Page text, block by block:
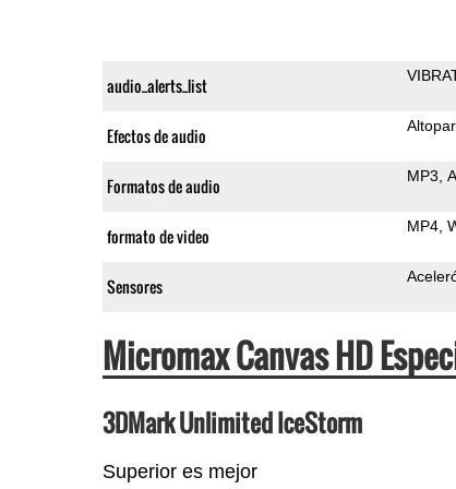
audio_alerts_list
Efectos de audio
Formatos de audio MP3
formato de video MP4
Sensores
Micromax Canvas HD
3DMark Unlimited IceStorm
Superior es mejor